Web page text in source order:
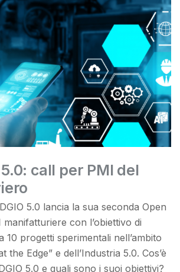
5.0: call per PMI del
5.0 lancia la sua seconda Open
con l’obiettivo di
10 progetti sperimentali nell’ambito
the Edge” e dell’Industria 5.0. Cos’è
5.0 e quali sono i suoi obiettivi?